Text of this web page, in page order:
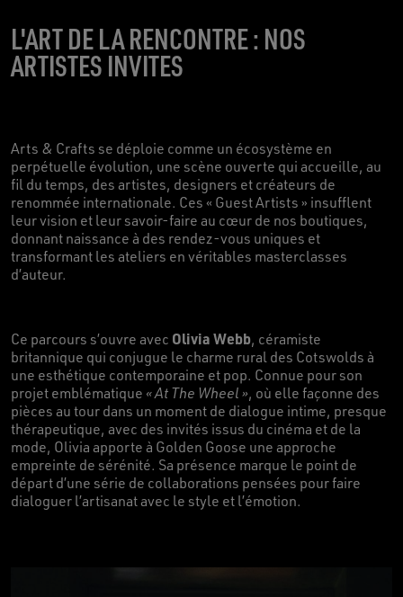
L'ART DE LA RENCONTRE : NOS
ARTISTES INVITES
Arts & Crafts se déploie comme un écosystème en
perpétuelle évolution, une scène ouverte qui accueille, au
fil du temps, des artistes, designers et créateurs de
renommée internationale. Ces « Guest Artists » insufflent
leur vision et leur savoir-faire au cœur de nos boutiques,
donnant naissance à des rendez-vous uniques et
transformant les ateliers en véritables masterclasses
d’auteur.
Ce parcours s’ouvre avec Olivia Webb, céramiste
britannique qui conjugue le charme rural des Cotswolds à
une esthétique contemporaine et pop. Connue pour son
projet emblématique « At The Wheel », où elle façonne des
pièces au tour dans un moment de dialogue intime, presque
thérapeutique, avec des invités issus du cinéma et de la
mode, Olivia apporte à Golden Goose une approche
empreinte de sérénité. Sa présence marque le point de
départ d’une série de collaborations pensées pour faire
dialoguer l’artisanat avec le style et l’émotion.